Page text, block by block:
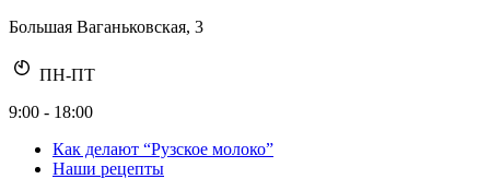
Большая Ваганьковская, 3
ПН-ПТ
9:00 - 18:00
Как делают “Рузское молоко”
Наши рецепты